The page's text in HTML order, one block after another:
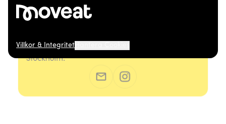
Villkor & Integritet
© 2026 Moveat. Östermalmsgatan 26, 114 26
Stockholm.